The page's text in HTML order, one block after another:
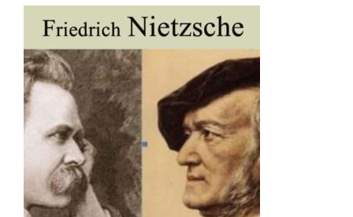
AJOUTER AU PANIER DÉTAILS